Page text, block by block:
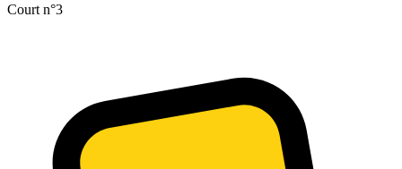
Court n°3